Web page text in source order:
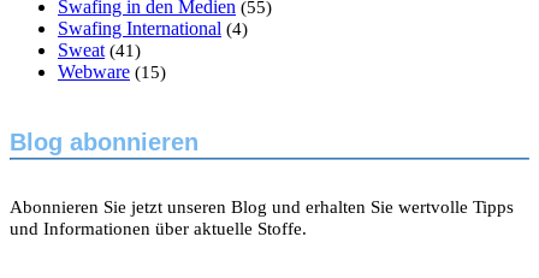
Swafing in den Medien (55)
Swafing International (4)
Sweat (41)
Webware (15)
Blog abonnieren
Abonnieren Sie jetzt unseren Blog und erhalten Sie wertvolle Tipps
und Informationen über aktuelle Stoffe.